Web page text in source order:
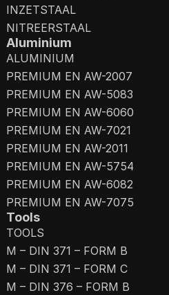
INZETSTAAL
NITREERSTAAL
Aluminium
ALUMINIUM
PREMIUM EN AW-2007
PREMIUM EN AW-5083
PREMIUM EN AW-6060
PREMIUM EN AW-7021
PREMIUM EN AW-2011
PREMIUM EN AW-5754
PREMIUM EN AW-6082
PREMIUM EN AW-7075
Tools
TOOLS
M – DIN 371 – FORM B
M – DIN 371 – FORM C
M – DIN 376 – FORM B